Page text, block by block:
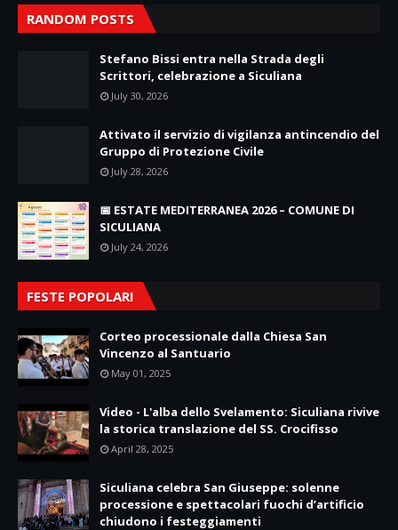
RANDOM POSTS
Stefano Bissi entra nella Strada degli
Scrittori, celebrazione a Siculiana
July 30, 2026
Attivato il servizio di vigilanza antincendio del
Gruppo di Protezione Civile
July 28, 2026
📅 ESTATE MEDITERRANEA 2026 – COMUNE DI
SICULIANA
July 24, 2026
FESTE POPOLARI
Corteo processionale dalla Chiesa San
Vincenzo al Santuario
May 01, 2025
Video - L'alba dello Svelamento: Siculiana rivive
la storica translazione del SS. Crocifisso
April 28, 2025
Siculiana celebra San Giuseppe: solenne
processione e spettacolari fuochi d’artificio
chiudono i festeggiamenti